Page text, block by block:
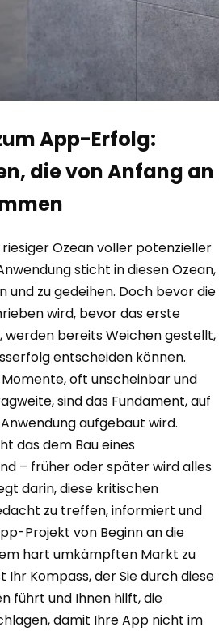
App-Erfolg:
die von Anfang an
Ozean voller potenzieller
sticht in diesen Ozean,
und zu gedeihen. Doch bevor die
wird, bevor das erste
werden bereits Weichen gestellt,
entscheiden können.
oft unscheinbar und
sind das Fundament, auf
aufgebaut wird.
das dem Bau eines
– früher oder später wird alles
darin, diese kritischen
zu treffen, informiert und
Projekt von Beginn an die
hart umkämpften Markt zu
Ihr Kompass, der Sie durch diese
führt und Ihnen hilft, die
damit Ihre App nicht im